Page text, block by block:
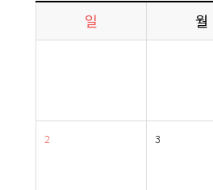
일 월
2 3